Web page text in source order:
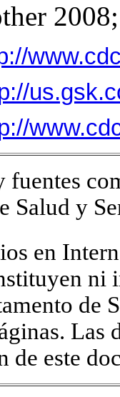
fuentes
Salud y
en
ni
de
de este